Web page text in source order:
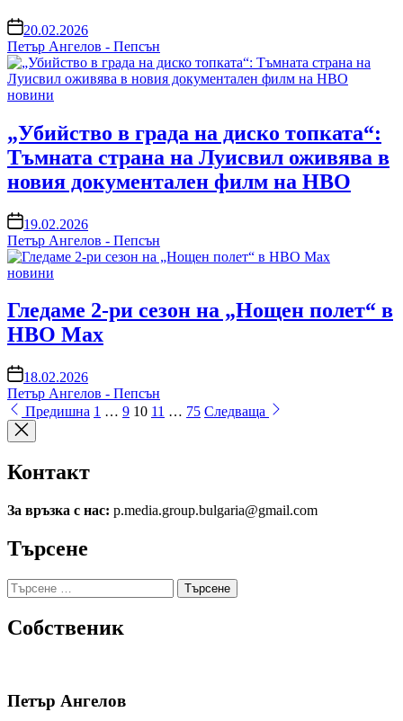
on 20.02.2026
Петър Ангелов - Пепсън
Posted
новини
„Убийство в града на диско топката“:
Тъмната страна на Луисвил оживява в
новия документален филм на HBO
on 19.02.2026
Петър Ангелов - Пепсън
Posted
новини
Гледаме 2-ри сезон на „Нощен полет“ в
HBO Max
on 18.02.2026
Петър Ангелов - Пепсън
Разделяне
на
публикациите
на
страници
Предишна 1 … 9 10 11 … 75 Следваща
Контакт
За връзка с нас: p.media.group.bulgaria@gmail.com
Търсене
Търсене
за:
Собственик
Петър Ангелов